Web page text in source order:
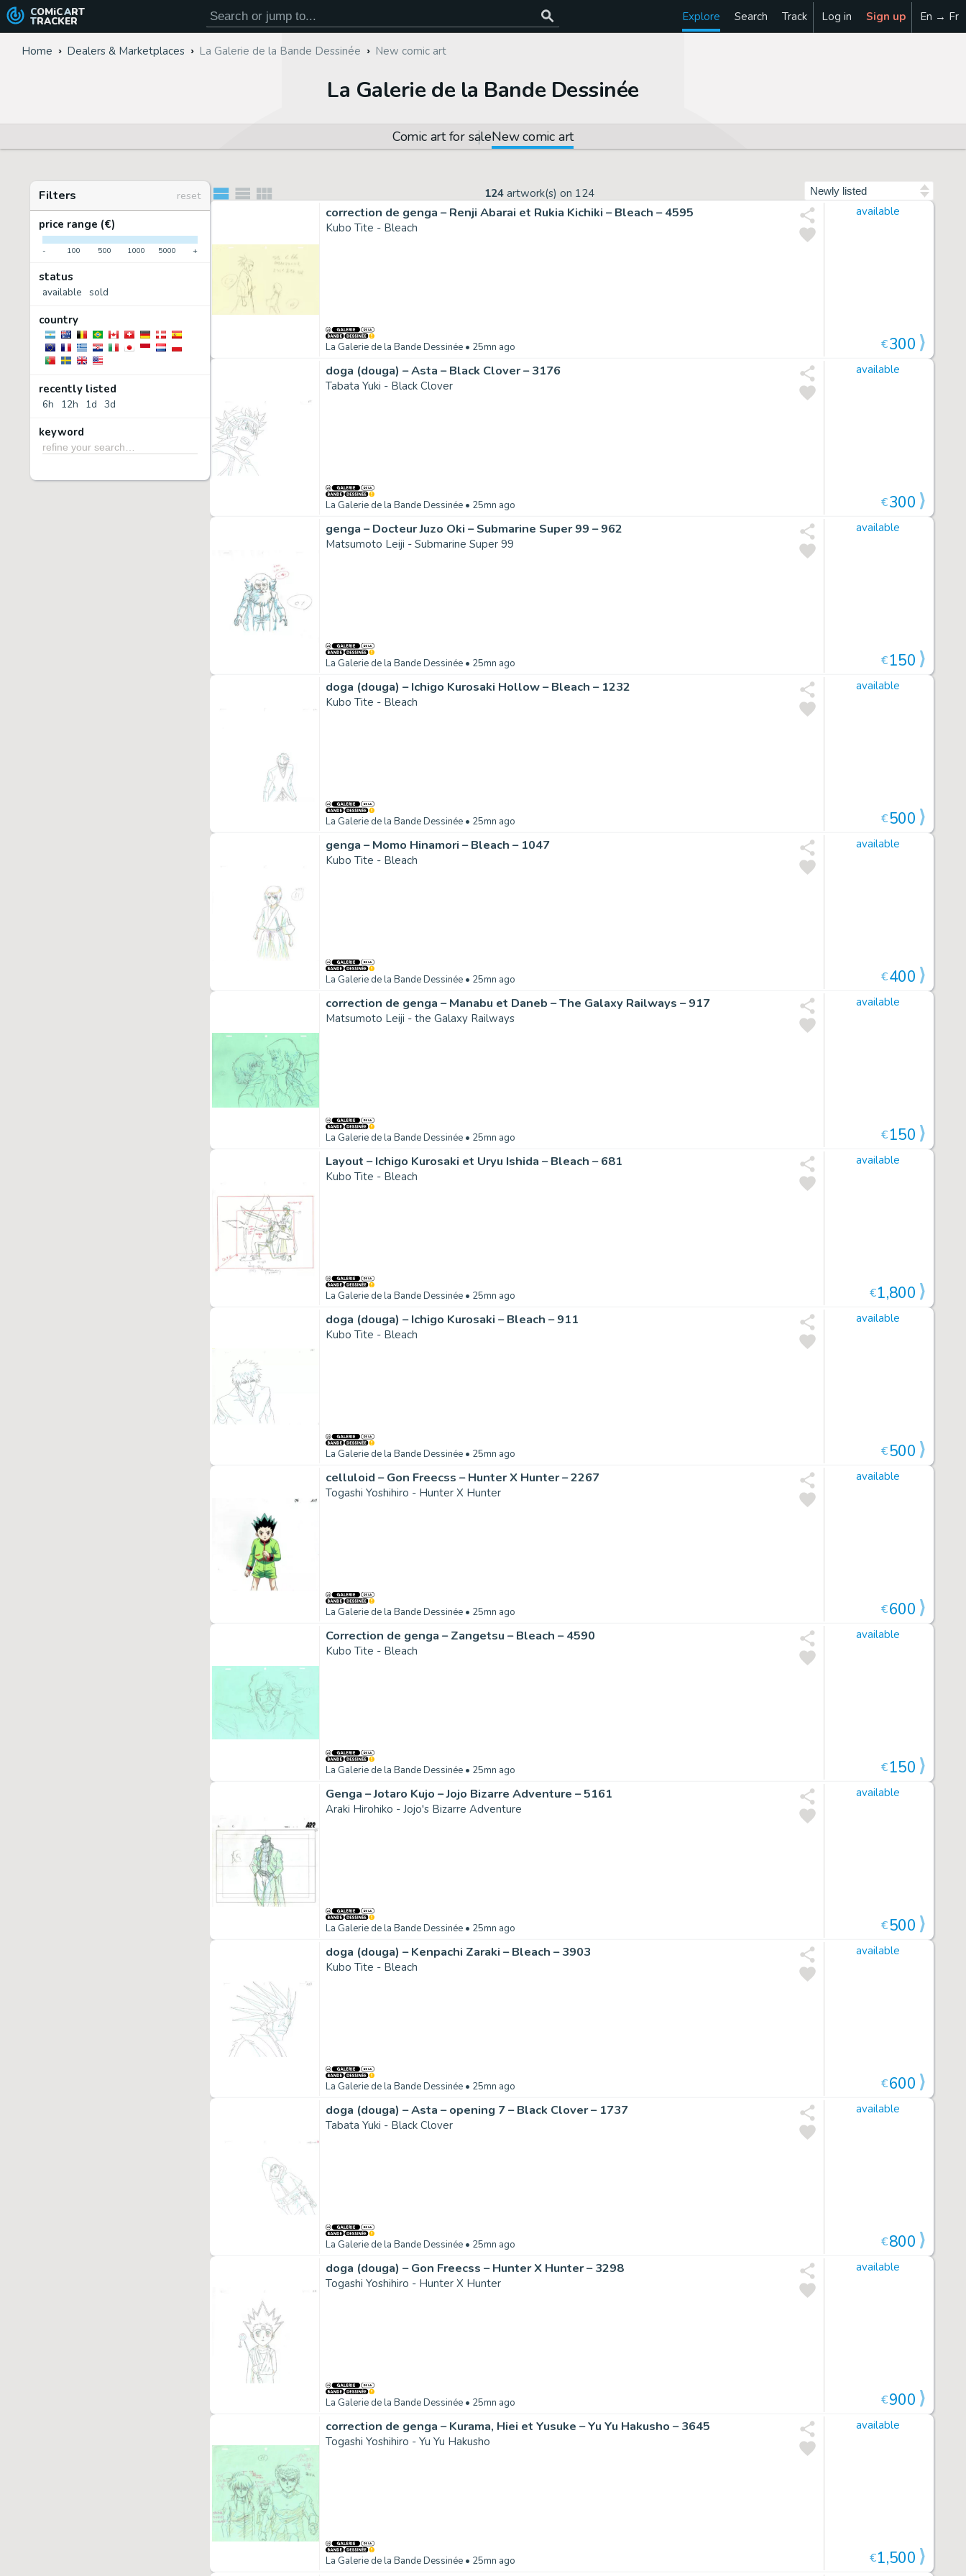
COMiC ART
TRACKER Explore Search Track Log in Sign up En → Fr
Home Dealers & Marketplaces La Galerie de la Bande Dessinée New comic art
La Galerie de la Bande Dessinée
Comic art for saleNew comic art
Filters
reset
price range (€)
- 100 500 1000 5000 +
status
available sold
country
recently listed
6h 12h 1d 3d
keyword
124 artwork(s) on 124
correction de genga – Renji Abarai et Rukia Kichiki – Bleach – 4595
Kubo Tite - Bleach
La Galerie de la Bande Dessinée • 25mn ago
available
€300
doga (douga) – Asta – Black Clover – 3176
Tabata Yuki - Black Clover
La Galerie de la Bande Dessinée • 25mn ago
available
€300
genga – Docteur Juzo Oki – Submarine Super 99 – 962
Matsumoto Leiji - Submarine Super 99
La Galerie de la Bande Dessinée • 25mn ago
available
€150
doga (douga) – Ichigo Kurosaki Hollow – Bleach – 1232
Kubo Tite - Bleach
La Galerie de la Bande Dessinée • 25mn ago
available
€500
genga – Momo Hinamori – Bleach – 1047
Kubo Tite - Bleach
La Galerie de la Bande Dessinée • 25mn ago
available
€400
correction de genga – Manabu et Daneb – The Galaxy Railways – 917
Matsumoto Leiji - the Galaxy Railways
La Galerie de la Bande Dessinée • 25mn ago
available
€150
Layout – Ichigo Kurosaki et Uryu Ishida – Bleach – 681
Kubo Tite - Bleach
La Galerie de la Bande Dessinée • 25mn ago
available
€1,800
doga (douga) – Ichigo Kurosaki – Bleach – 911
Kubo Tite - Bleach
La Galerie de la Bande Dessinée • 25mn ago
available
€500
celluloid – Gon Freecss – Hunter X Hunter – 2267
Togashi Yoshihiro - Hunter X Hunter
La Galerie de la Bande Dessinée • 25mn ago
available
€600
Correction de genga – Zangetsu – Bleach – 4590
Kubo Tite - Bleach
La Galerie de la Bande Dessinée • 25mn ago
available
€150
Genga – Jotaro Kujo – Jojo Bizarre Adventure – 5161
Araki Hirohiko - Jojo's Bizarre Adventure
La Galerie de la Bande Dessinée • 25mn ago
available
€500
doga (douga) – Kenpachi Zaraki – Bleach – 3903
Kubo Tite - Bleach
La Galerie de la Bande Dessinée • 25mn ago
available
€600
doga (douga) – Asta – opening 7 – Black Clover – 1737
Tabata Yuki - Black Clover
La Galerie de la Bande Dessinée • 25mn ago
available
€800
doga (douga) – Gon Freecss – Hunter X Hunter – 3298
Togashi Yoshihiro - Hunter X Hunter
La Galerie de la Bande Dessinée • 25mn ago
available
€900
correction de genga – Kurama, Hiei et Yusuke – Yu Yu Hakusho – 3645
Togashi Yoshihiro - Yu Yu Hakusho
La Galerie de la Bande Dessinée • 25mn ago
available
€1,500